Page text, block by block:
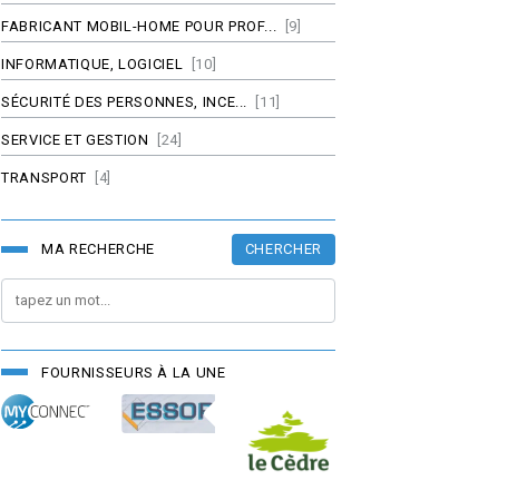
FABRICANT MOBIL-HOME POUR PROF... [9]
INFORMATIQUE, LOGICIEL [10]
SÉCURITÉ DES PERSONNES, INCE... [11]
SERVICE ET GESTION [24]
TRANSPORT [4]
MA RECHERCHE CHERCHER
FOURNISSEURS À LA UNE